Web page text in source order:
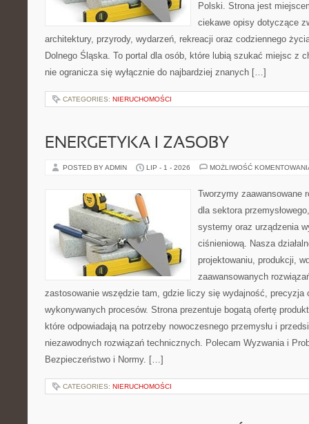
Polski. Strona jest
ciekawe opisy dotyczące
architektury, przyrody, wydarzeń, rekreacji oraz codziennego
Dolnego Śląska. To portal dla osób, które lubią szukać miejsc z
nie ogranicza się wyłącznie do najbardziej znanych […]
CATEGORIES: NIERUCHOMOŚCI
ENERGETYKA I ZASOBY
POSTED BY ADMIN LIP - 1 - 2026 MOŻLIWOŚĆ
Tworzymy zaawansowane
dla sektora
systemy oraz urządzenia
ciśnieniową. Nasza
projektowaniu, produkcji,
zaawansowanych
zastosowanie wszędzie tam, gdzie liczy się wydajność, precyzja
wykonywanych procesów. Strona prezentuje bogatą ofertę
które odpowiadają na potrzeby nowoczesnego przemysłu i
niezawodnych rozwiązań technicznych. Polecam Wyzwania i
Bezpieczeństwo i Normy. […]
CATEGORIES: NIERUCHOMOŚCI